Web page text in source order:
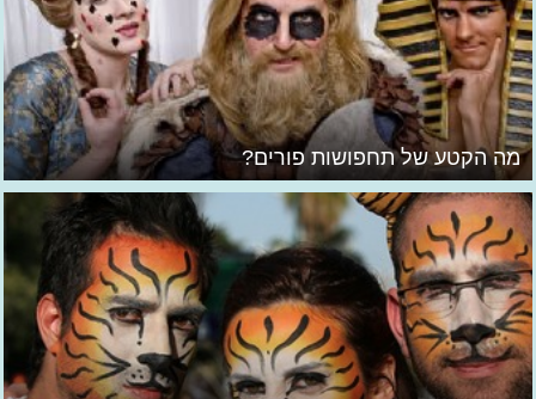
מה הקטע של תחפושות פורים?